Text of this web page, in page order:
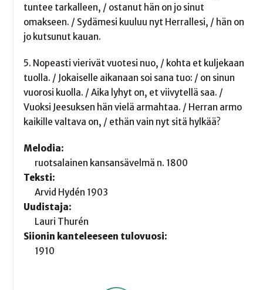
tuntee tarkalleen, / ostanut hän on jo sinut
omakseen. / Sydämesi kuuluu nyt Herrallesi, / hän on
jo kutsunut kauan.
5. Nopeasti vierivät vuotesi nuo, / kohta et kuljekaan
tuolla. / Jokaiselle aikanaan soi sana tuo: / on sinun
vuorosi kuolla. / Aika lyhyt on, et viivytellä saa. /
Vuoksi Jeesuksen hän vielä armahtaa. / Herran armo
kaikille valtava on, / ethän vain nyt sitä hylkää?
Melodia:
ruotsalainen kansansävelmä n. 1800
Teksti:
Arvid Hydén 1903
Uudistaja:
Lauri Thurén
Siionin kanteleeseen tulovuosi:
1910